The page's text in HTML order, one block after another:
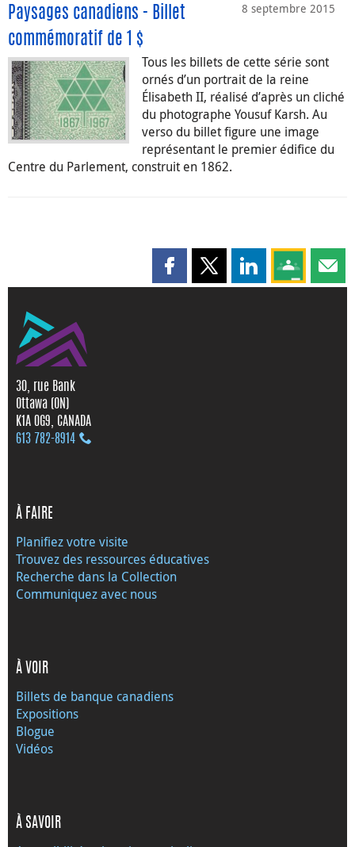
8 septembre 2015
Paysages canadiens - Billet
commémoratif de 1 $
Tous les billets de cette série sont
ornés d’un portrait de la reine
Élisabeth II, réalisé d’après un cliché
du photographe Yousuf Karsh. Au
verso du billet figure une image
représentant le premier édifice du
Centre du Parlement, construit en 1862.
Partager cette page sur
Partager cette page sur X
Partager cette
Partagez
30, rue Bank
Ottawa (ON)
K1A 0G9, CANADA
613 782‑8914
À FAIRE
Planifiez votre visite
Trouvez des ressources éducatives
Recherche dans la Collection
Communiquez avec nous
À VOIR
Billets de banque canadiens
Expositions
Blogue
Vidéos
À SAVOIR